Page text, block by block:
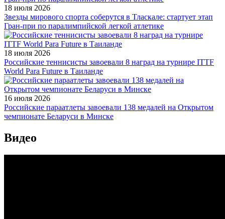
18 июля 2026
Звезды мирового спорта соберутся в Тласкале: стартует этап
Гран-при по паралимпийской легкой атлетике
18 июля 2026
Российские теннисисты завоевали 8 наград на турнире ITTF
World Para Future в Таиланде
16 июля 2026
Российские параатлеты завоевали 138 медалей на Открытом
чемпионате Беларуси в Минске
Видео